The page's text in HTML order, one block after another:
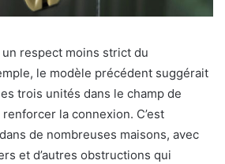
respect moins strict du
le modèle précédent suggérait
trois unités dans le champ de
la connexion. C’est
de nombreuses maisons, avec
et d’autres obstructions qui